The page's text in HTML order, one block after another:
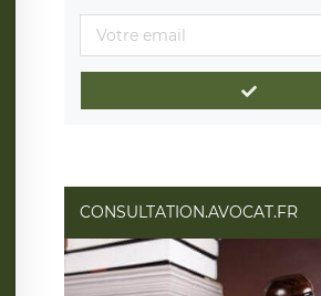
CONSULTATION.AVOCAT.FR